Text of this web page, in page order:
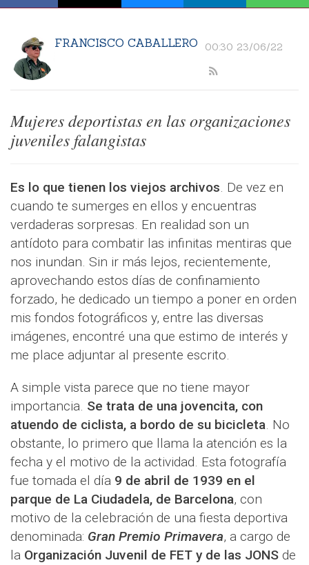
FRANCISCO CABALLERO 00:30 23/06/22
Mujeres deportistas en las organizaciones
juveniles falangistas
Es lo que tienen los viejos archivos. De vez en
cuando te sumerges en ellos y encuentras
verdaderas sorpresas. En realidad son un
antídoto para combatir las infinitas mentiras que
nos inundan. Sin ir más lejos, recientemente,
aprovechando estos días de confinamiento
forzado, he dedicado un tiempo a poner en orden
mis fondos fotográficos y, entre las diversas
imágenes, encontré una que estimo de interés y
me place adjuntar al presente escrito.
A simple vista parece que no tiene mayor
importancia. Se trata de una jovencita, con
atuendo de ciclista, a bordo de su bicicleta. No
obstante, lo primero que llama la atención es la
fecha y el motivo de la actividad. Esta fotografía
fue tomada el día 9 de abril de 1939 en el
parque de La Ciudadela, de Barcelona, con
motivo de la celebración de una fiesta deportiva
denominada: Gran Premio Primavera, a cargo de
la Organización Juvenil de FET y de las JONS de